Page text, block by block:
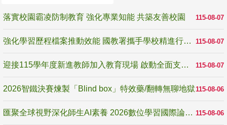
115-08-07
落實校園霸凌防制教育 強化專業知能 共築友善校園
115-08-07
強化學習歷程檔案推動效能 國教署攜手學校精進行政與教學支持
115-08-07
迎接115學年度新進教師加入教育現場 啟動全面支持陪伴
115-08-06
2026智鐵決賽煉製「Blind box」特效藥/翻轉無聊地獄
115-08-06
匯聚全球視野深化師生AI素養 2026數位學習國際論壇高雄登場